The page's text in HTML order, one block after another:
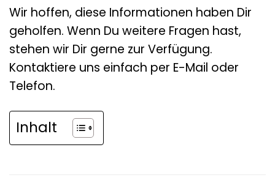
Wir hoffen, diese Informationen haben Dir
geholfen. Wenn Du weitere Fragen hast,
stehen wir Dir gerne zur Verfügung.
Kontaktiere uns einfach per E-Mail oder
Telefon.
Inhalt